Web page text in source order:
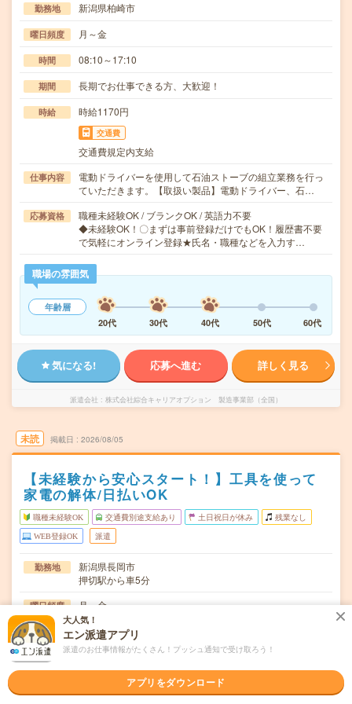
勤務地 新潟県柏崎市
曜日頻度 月～金
時間 08:10～17:10
期間 長期でお仕事できる方、大歓迎！
時給 時給1170円
交通費
交通費規定内支給
仕事内容
電動ドライバーを使用して石油ストーブの組立業務を行っ
ていただきます。【取扱い製品】電動ドライバー、石…
応募資格
職種未経験OK / ブランクOK / 英語力不要
◆未経験OK！〇まずは事前登録だけでもOK！履歴書不要
で気軽にオンライン登録★氏名・職種などを入力す…
職場の雰囲気
年齢層
20代
30代 40代 50代 60代
気になる! 応募へ進む 詳しく見る
派遣会社 株式会社綜合キャリアオプション 製造事業部（全国）
未読 掲載日 2026/08/05
【未経験から安心スタート！】工具を使って
家電の解体/日払いOK
職種未経験OK 交通費別途支給あり 土日祝日が休み 残業なし
WEB登録OK 派遣
勤務地
新潟県長岡市
押切駅から車5分
曜日頻度 月～金
時間 08:00～17:30
期間 長期でお仕事できる方、大歓迎！
時給1170円
大人気！
エン派遣アプリ
派遣のお仕事情報がたくさん！プッシュ通知で受け取ろう！
アプリをダウンロード